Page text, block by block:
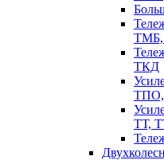
ТКД
ТТ,